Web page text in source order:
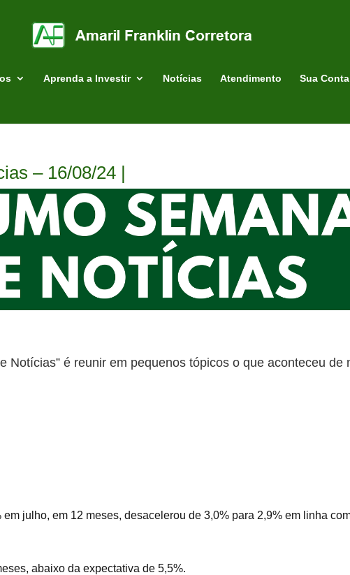
Aprenda a Investir Notícias Atendimento Sua Conta
– 16/08/24 |
Notícias” é reunir em pequenos tópicos o que aconteceu
julho, em 12 meses, desacelerou de 3,0% para 2,9% em linha
abaixo da expectativa de 5,5%.